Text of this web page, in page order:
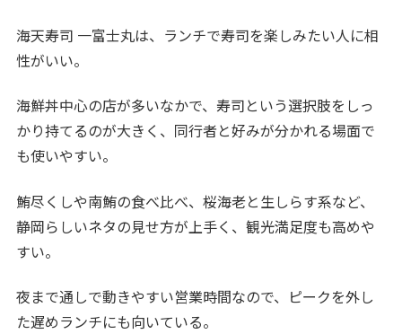
海天寿司 一富士丸は、ランチで寿司を楽しみたい人に相
性がいい。
海鮮丼中心の店が多いなかで、寿司という選択肢をしっ
かり持てるのが大きく、同行者と好みが分かれる場面で
も使いやすい。
鮪尽くしや南鮪の食べ比べ、桜海老と生しらす系など、
静岡らしいネタの見せ方が上手く、観光満足度も高めや
すい。
夜まで通しで動きやすい営業時間なので、ピークを外し
た遅めランチにも向いている。